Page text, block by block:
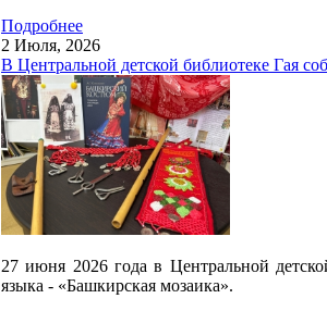
Подробнее
2 Июля, 2026
В Центральной детской библиотеке Гая
27 июня 2026 года в Центральной
языка - «Башкирская мозаика».